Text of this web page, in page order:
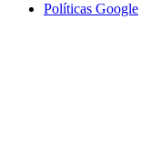
Políticas Google